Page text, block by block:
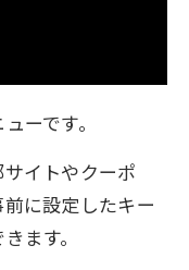
ーです。
イトやクーポ
に設定したキー
ます。